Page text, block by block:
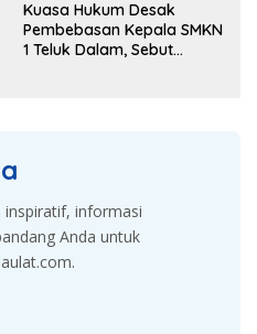
Kuasa Hukum Desak
Pembebasan Kepala SMKN
1 Teluk Dalam, Sebut
inspiratif, informasi
Anda untuk